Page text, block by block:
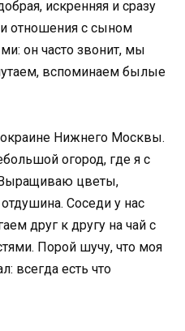
искренняя и сразу
отношения с сыном
он часто звонит, мы
вспоминаем былые
Нижнего Москвы.
огород, где я с
цветы,
Соседи у нас
друг к другу на чай с
Порой шучу, что моя
всегда есть что